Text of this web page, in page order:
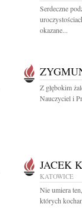
Serdeczne
okazane...
Z głębokim
Nauczyciel i
JACEK
KATOWICE
Nie umiera
których